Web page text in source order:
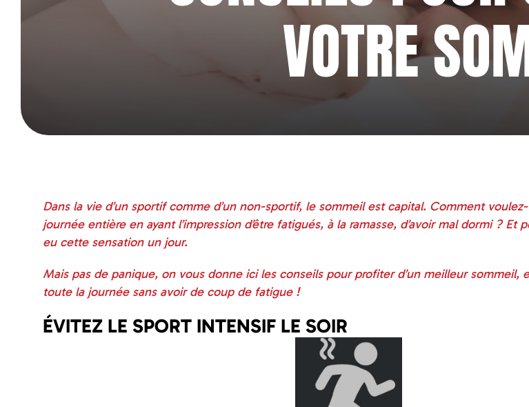
VOTRE
Dans la vie d’un sportif comme d’un non-sportif, le sommeil est capital. Comment
journée entière en ayant l’impression d’être fatigués, à la ramasse, d’avoir mal dormi ? Et
eu cette sensation un jour.
Mais pas de panique, on vous donne ici les conseils pour profiter d’un meilleur sommeil,
toute la journée sans avoir de coup de fatigue !
ÉVITEZ LE SPORT INTENSIF LE SOIR